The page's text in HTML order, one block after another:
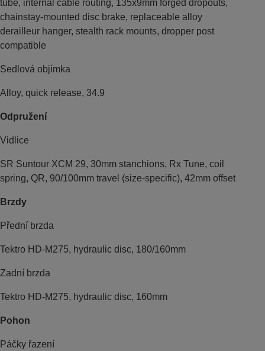
tube, internal cable routing, 135x9mm forged dropouts,
chainstay-mounted disc brake, replaceable alloy
derailleur hanger, stealth rack mounts, dropper post
compatible
Sedlová objímka
Alloy, quick release, 34.9
Odpružení
Vidlice
SR Suntour XCM 29, 30mm stanchions, Rx Tune, coil
spring, QR, 90/100mm travel (size-specific), 42mm offset
Brzdy
Přední brzda
Tektro HD-M275, hydraulic disc, 180/160mm
Zadní brzda
Tektro HD-M275, hydraulic disc, 160mm
Pohon
Páčky řazení